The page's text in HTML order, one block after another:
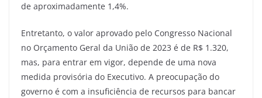
de aproximadamente 1,4%.
Entretanto, o valor aprovado pelo Congresso Nacional
no Orçamento Geral da União de 2023 é de R$ 1.320,
mas, para entrar em vigor, depende de uma nova
medida provisória do Executivo. A preocupação do
governo é com a insuficiência de recursos para bancar